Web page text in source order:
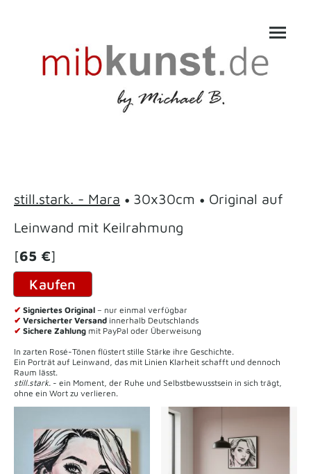
still.stark. - Mara • 30x30cm • Original auf
Leinwand mit Keilrahmung
[65 €]
Kaufen
✔ Signiertes Original – nur einmal verfügbar
✔ Versicherter Versand innerhalb Deutschlands
✔ Sichere Zahlung mit PayPal oder Überweisung
In zarten Rosé-Tönen flüstert stille Stärke ihre Geschichte.
Ein Porträt auf Leinwand, das mit Linien Klarheit schafft und dennoch
Raum lässt.
still.stark. - ein Moment, der Ruhe und Selbstbewusstsein in sich trägt,
ohne ein Wort zu verlieren.